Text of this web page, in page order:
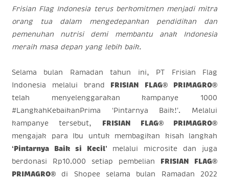
Frisian Flag Indonesia terus berkomitmen menjadi mitra
orang tua dalam mengedepankan pendidikan dan
pemenuhan nutrisi demi membantu anak Indonesia
meraih masa depan yang lebih baik.
Selama bulan Ramadan tahun ini, PT Frisian Flag
Indonesia melalui brand FRISIAN FLAG® PRIMAGRO®
telah menyelenggarakan kampanye 1000
#LangkahKebaikanPrima ‘Pintarnya Baik!’. Melalui
kampanye tersebut,
FRISIAN FLAG® PRIMAGRO®
mengajak para Ibu untuk membagikan kisah langkah
‘Pintarnya Baik si Kecil’ melalui microsite dan juga
berdonasi Rp10.000 setiap pembelian FRISIAN FLAG®
PRIMAGRO® di Shopee selama bulan Ramadan 2022